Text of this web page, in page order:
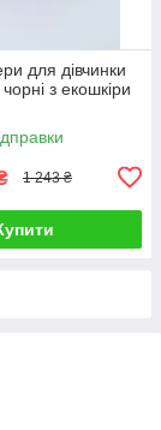
для дівчинки
з екошкіри
1 243 ₴